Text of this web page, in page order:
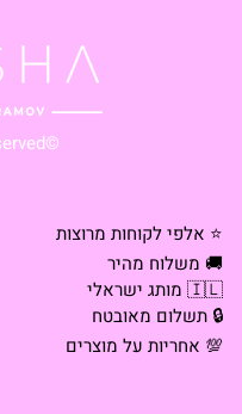
©All Rights Reserved
⭐ אלפי לקוחות מרוצות
🚚 משלוח מהיר
🇮🇱 מותג ישראלי
🔒 תשלום מאובטח
💯 אחריות על מוצרים